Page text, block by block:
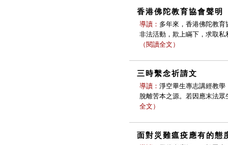
香港佛陀教育協會聲明
導讀： 多年來，香港佛陀教
非法活動，欺上瞞下，求取
（ 閱讀全文 ）
三時繫念祈請文
導讀： 淨空畢生專志講經教
脫離苦本之源。若因應末法
全文 ）
面對災難瘟疫應有的態